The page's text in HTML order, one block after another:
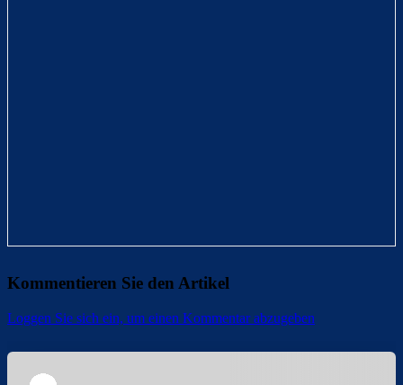
Kommentieren Sie den Artikel
Loggen Sie sich ein, um einen Kommentar abzugeben